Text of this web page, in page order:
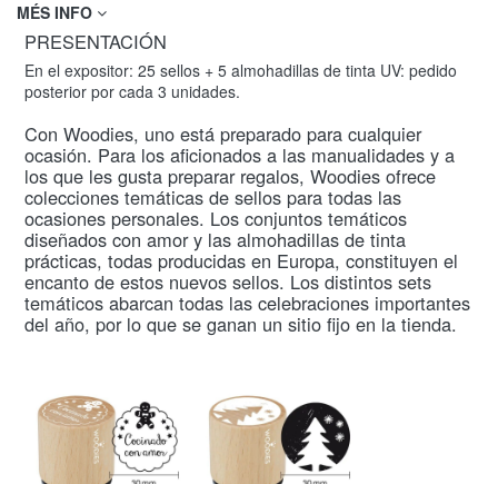
MÉS INFO
PRESENTACIÓN
En el expositor: 25 sellos + 5 almohadillas de tinta UV: pedido
posterior por cada 3 unidades.
Con Woodies, uno está preparado para cualquier
ocasión. Para los aficionados a las manualidades y a
los que les gusta preparar regalos, Woodies ofrece
colecciones temáticas de sellos para todas las
ocasiones personales. Los conjuntos temáticos
diseñados con amor y las almohadillas de tinta
prácticas, todas producidas en Europa, constituyen el
encanto de estos nuevos sellos. Los distintos sets
temáticos abarcan todas las celebraciones importantes
del año, por lo que se ganan un sitio fijo en la tienda.